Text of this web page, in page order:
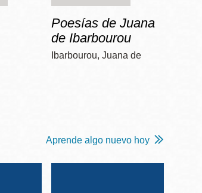
Poesías de Juana
de Ibarbourou
Ibarbourou, Juana de
Aprende algo nuevo hoy